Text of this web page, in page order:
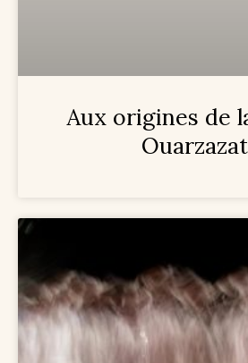
Aux origines de